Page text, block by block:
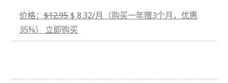
价格：$12.95$ 8.32/月（购买一年赠3个月，优惠
35%） 立即购买